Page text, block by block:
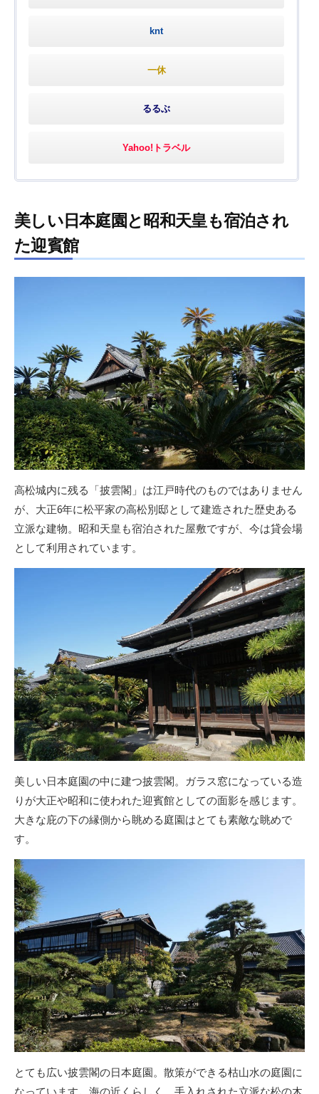
knt
一休
るるぶ
Yahoo!トラベル
美しい日本庭園と昭和天皇も宿泊され
た迎賓館
高松城内に残る「披雲閣」は江戸時代のものではありません
が、大正6年に松平家の高松別邸として建造された歴史ある
立派な建物。昭和天皇も宿泊された屋敷ですが、今は貸会場
として利用されています。
美しい日本庭園の中に建つ披雲閣。ガラス窓になっている造
りが大正や昭和に使われた迎賓館としての面影を感じます。
大きな庇の下の縁側から眺める庭園はとても素敵な眺めで
す。
とても広い披雲閣の日本庭園。散策ができる枯山水の庭園に
なっています。海の近くらしく、手入れされた立派な松の木